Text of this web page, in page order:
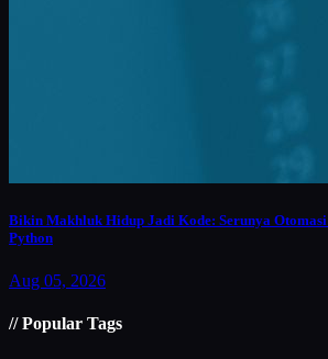
Bikin Makhluk Hidup Jadi Kode: Serunya
Python
Aug 05, 2026
// Popular Tags